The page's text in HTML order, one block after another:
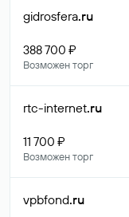
gidrosfera.ru
388 700 ₽
Возможен торг
rtc-internet.ru
11 700 ₽
Возможен торг
vpbfond.ru